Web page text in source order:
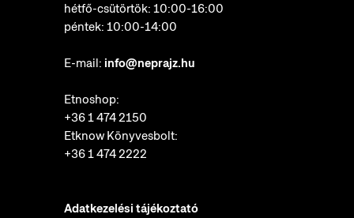
hétfő-csütörtök: 10:00-16:00
péntek: 10:00-14:00
E-mail: info@neprajz.hu
Etnoshop:
+36 1 474 2150
Etknow Könyvesbolt:
+36 1 474 2222
Adatkezelési tájékoztató